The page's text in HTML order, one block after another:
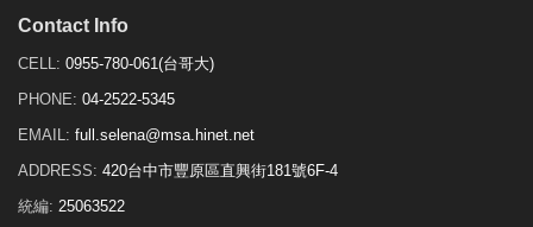
Contact Info
CELL: 0955-780-061(台哥大)
PHONE: 04-2522-5345
EMAIL: full.selena@msa.hinet.net
ADDRESS: 420台中市豐原區直興街181號6F-4
統編: 25063522